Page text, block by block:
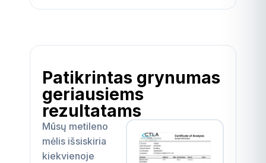
Patikrintas grynumas
geriausiems
rezultatams
Mūsų metileno
mėlis išsiskiria
kiekvienoje